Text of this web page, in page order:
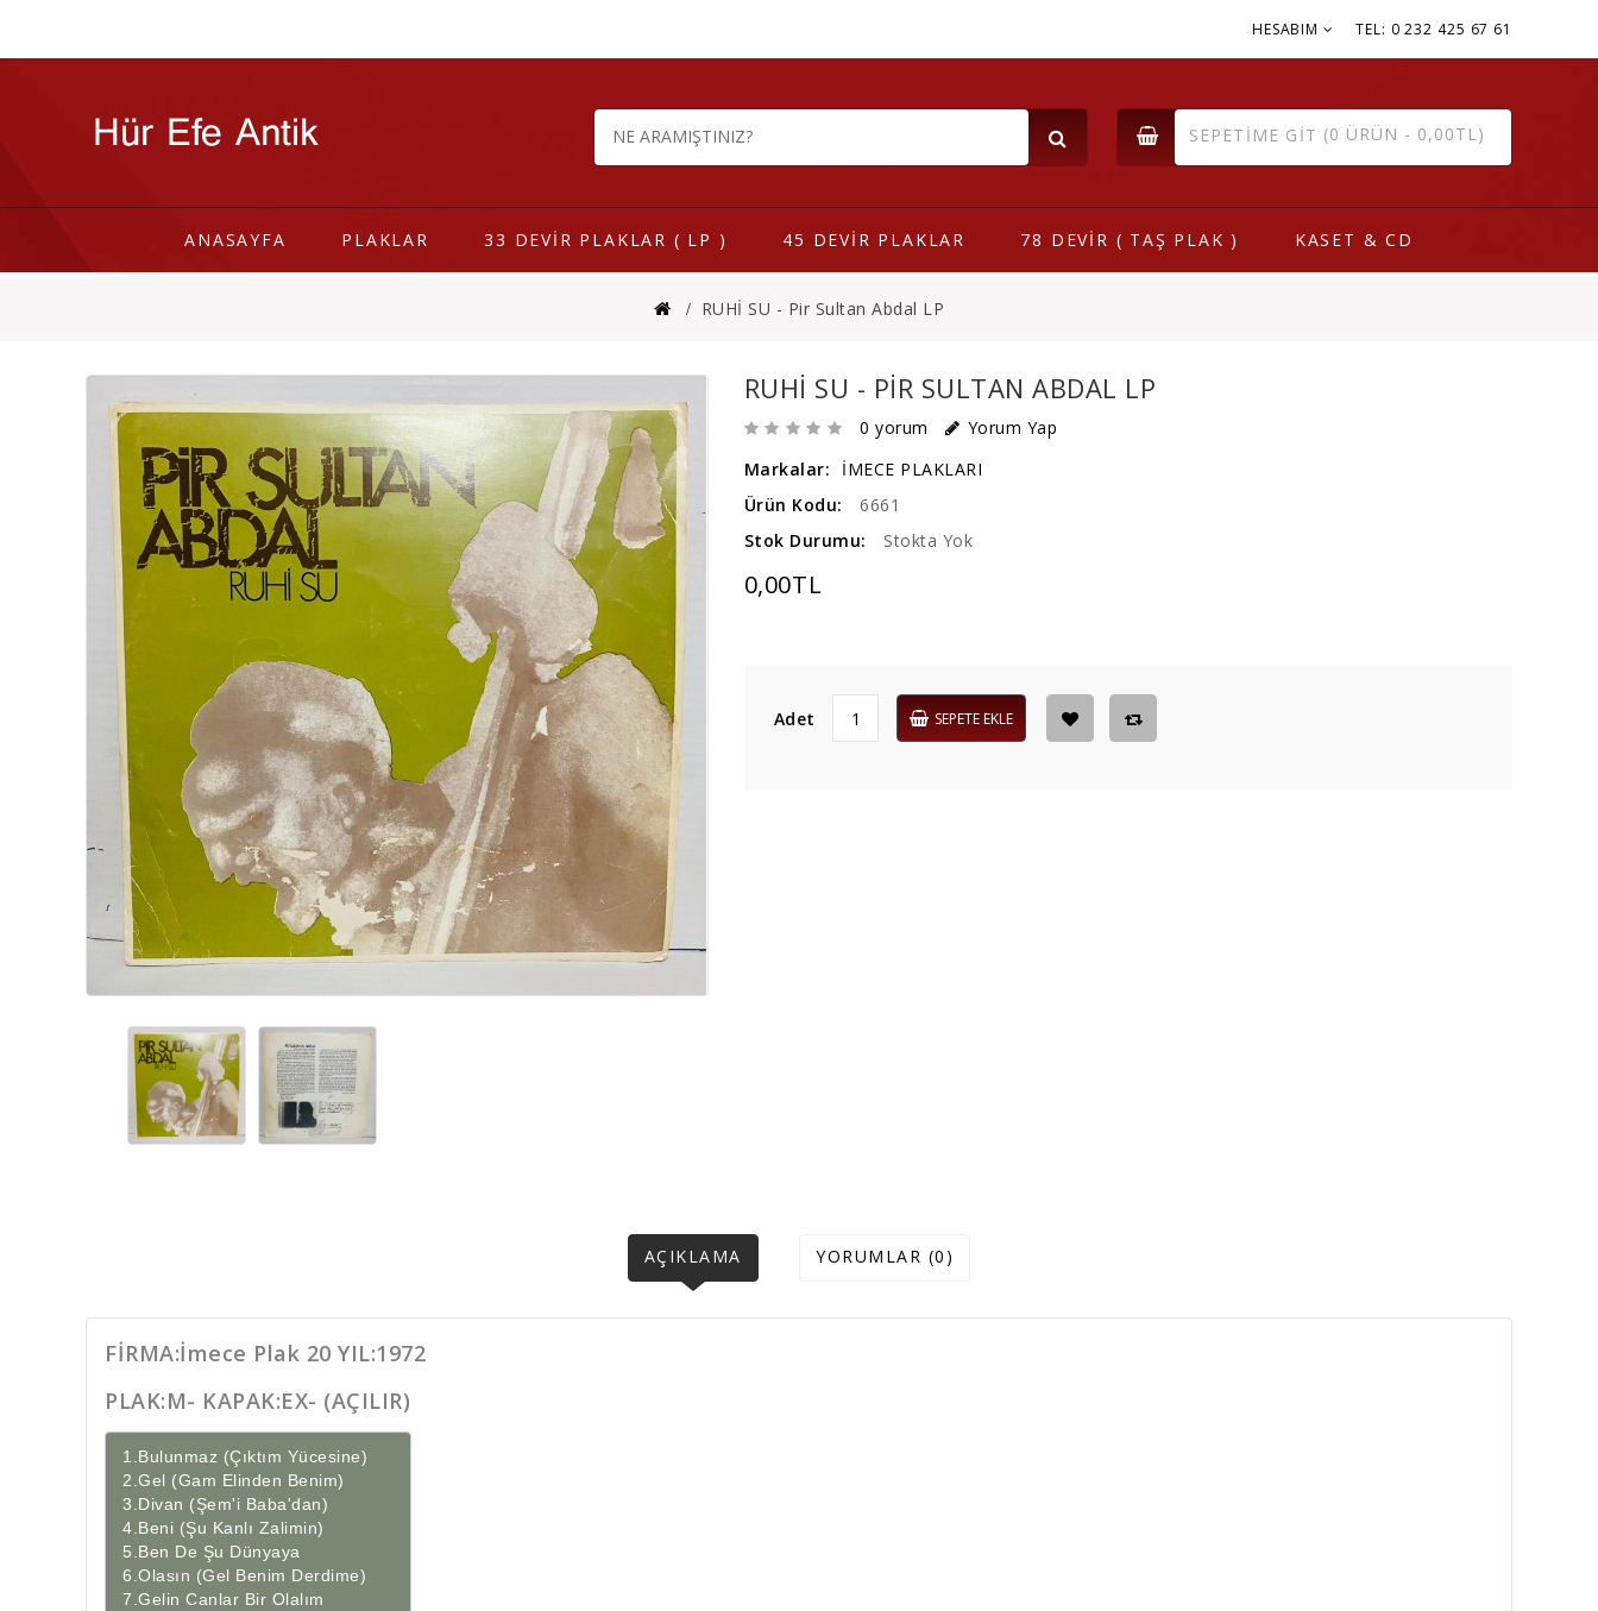
TEL: 0 232 425 67 61
HESABIM
SEPETIME GIT (0 ÜRÜN - 0,00TL)
ANASAYFA PLAKLAR 33 DEVİR PLAKLAR ( LP ) 45 DEVİR PLAKLAR 78 DEVİR ( TAŞ PLAK ) KASET & CD
RUHİ SU - Pir Sultan Abdal LP
RUHİ SU - PIR SULTAN ABDAL LP
0 yorum
Yorum Yap
Markalar:
İMECE PLAKLARI
Ürün Kodu:
6661
Stok Durumu:
Stokta Yok
0,00TL
Adet SEPETE EKLE
AÇIKLAMA YORUMLAR (0)
FİRMA:İmece Plak 20 YIL:1972
PLAK:M- KAPAK:EX- (AÇILIR)
1.Bulunmaz (Çıktım Yücesine)
2.Gel (Gam Elinden Benim)
3.Divan (Şem'i Baba'dan)
4.Beni (Şu Kanlı Zalimin)
5.Ben De Şu Dünyaya
6.Olasın (Gel Benim Derdime)
7.Gelin Canlar Bir Olalım